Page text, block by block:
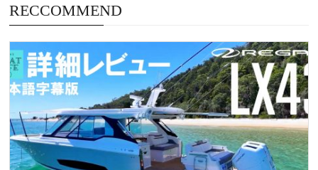
RECCOMMEND